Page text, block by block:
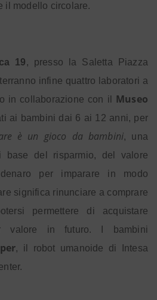
il modello circolare.
19 , presso la Saletta Piazza
infine quattro laboratori a
in collaborazione con il Museo
ai bambini dai 6 ai 12 anni, per
è un gioco da bambini, una
base del risparmio, del valore
per imparare in modo
significa rinunciare a comprare
permettere di acquistare
valore in futuro. I bambini
, il robot umanoide di Intesa